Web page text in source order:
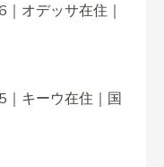
オデッサ在住｜
｜キーウ在住｜国